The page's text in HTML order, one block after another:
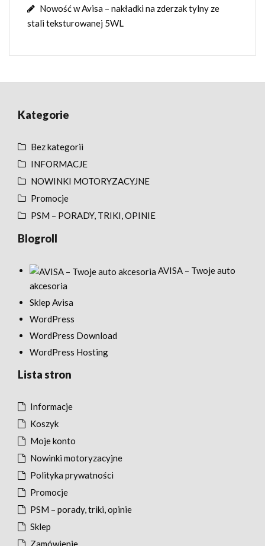
Nowość w Avisa – nakładki na zderzak tylny ze
stali teksturowanej 5WL
Kategorie
Bez kategorii
INFORMACJE
NOWINKI MOTORYZACYJNE
Promocje
PSM – PORADY, TRIKI, OPINIE
Blogroll
AVISA – Twoje auto
akcesoria
Sklep Avisa
WordPress
WordPress Download
WordPress Hosting
Lista stron
Informacje
Koszyk
Moje konto
Nowinki motoryzacyjne
Polityka prywatności
Promocje
PSM – porady, triki, opinie
Sklep
Zamówienie